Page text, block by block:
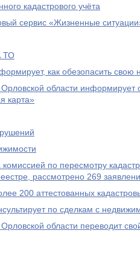
кадастрового учёта
сервис «Жизненные
ТО
как обезопасить свою
области информирует
карта»
по пересмотру
рассмотрено 269
200 аттестованных
по сделкам с
области переводит